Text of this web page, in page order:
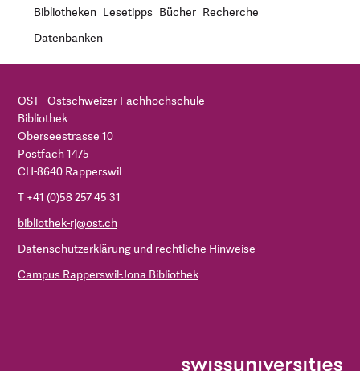
Bibliotheken Lesetipps Bücher Recherche
Datenbanken
OST - Ostschweizer Fachhochschule
Bibliothek
Oberseestrasse 10
Postfach 1475
CH-8640 Rapperswil
T +41 (0)58 257 45 31
bibliothek-rj@ost.ch
Datenschutzerklärung und rechtliche Hinweise
Campus Rapperswil-Jona Bibliothek